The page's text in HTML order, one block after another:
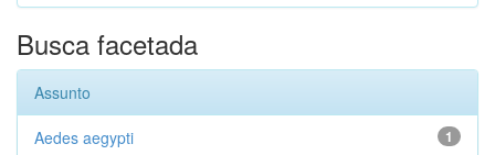
Busca facetada
Assunto
1
Aedes aegypti